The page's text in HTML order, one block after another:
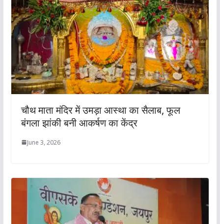
चौथ माता मंदिर में उमड़ा आस्था का सैलाब, फूल
बंगला झांकी बनी आकर्षण का केंद्र
June 3, 2026